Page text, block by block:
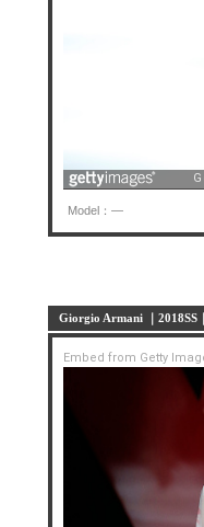
Model：—
Giorgio Armani ｜2018SS
Embed from Getty